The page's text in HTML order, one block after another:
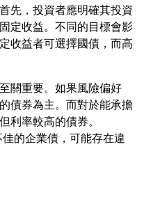
先，投資者應明確其投資
定收益。不同的目標會影
收益者可選擇國債，而高
關重要。如果風險偏好
債券為主。而對於能承擔
利率較高的債券。
的企業債，可能存在違